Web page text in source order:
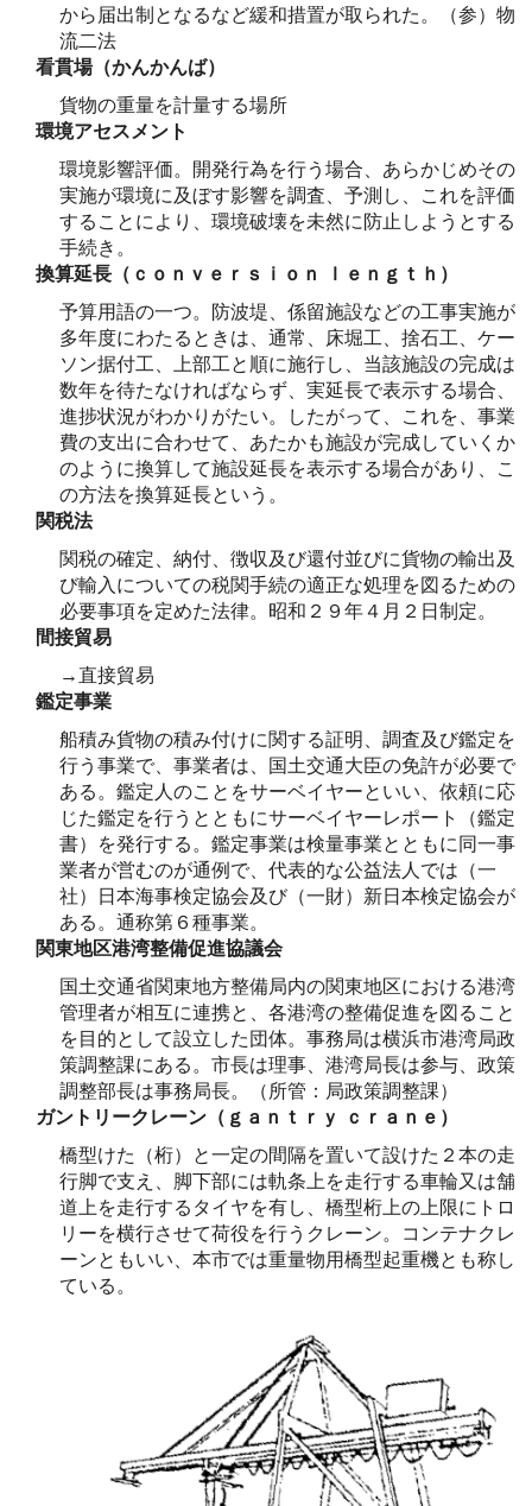
から届出制となるなど緩和措置が取られた。（参）物
流二法
看貫場（かんかんば）
貨物の重量を計量する場所
環境アセスメント
環境影響評価。開発行為を行う場合、あらかじめその
実施が環境に及ぼす影響を調査、予測し、これを評価
することにより、環境破壊を未然に防止しようとする
手続き。
換算延長（ｃｏｎｖｅｒｓｉｏｎ ｌｅｎｇｔｈ）
予算用語の一つ。防波堤、係留施設などの工事実施が
多年度にわたるときは、通常、床堀工、捨石工、ケー
ソン据付工、上部工と順に施行し、当該施設の完成は
数年を待たなければならず、実延長で表示する場合、
進捗状況がわかりがたい。したがって、これを、事業
費の支出に合わせて、あたかも施設が完成していくか
のように換算して施設延長を表示する場合があり、こ
の方法を換算延長という。
関税法
関税の確定、納付、徴収及び還付並びに貨物の輸出及
び輸入についての税関手続の適正な処理を図るための
必要事項を定めた法律。昭和２９年４月２日制定。
間接貿易
→直接貿易
鑑定事業
船積み貨物の積み付けに関する証明、調査及び鑑定を
行う事業で、事業者は、国土交通大臣の免許が必要で
ある。鑑定人のことをサーベイヤーといい、依頼に応
じた鑑定を行うとともにサーベイヤーレポート（鑑定
書）を発行する。鑑定事業は検量事業とともに同一事
業者が営むのが通例で、代表的な公益法人では（一
社）日本海事検定協会及び（一財）新日本検定協会が
ある。通称第６種事業。
関東地区港湾整備促進協議会
国土交通省関東地方整備局内の関東地区における港湾
管理者が相互に連携と、各港湾の整備促進を図ること
を目的として設立した団体。事務局は横浜市港湾局政
策調整課にある。市長は理事、港湾局長は参与、政策
調整部長は事務局長。（所管：局政策調整課）
ガントリークレーン（ｇａｎｔｒｙ ｃｒａｎｅ）
橋型けた（桁）と一定の間隔を置いて設けた２本の走
行脚で支え、脚下部には軌条上を走行する車輪又は舗
道上を走行するタイヤを有し、橋型桁上の上限にトロ
リーを横行させて荷役を行うクレーン。コンテナクレ
ーンともいい、本市では重量物用橋型起重機とも称し
ている。